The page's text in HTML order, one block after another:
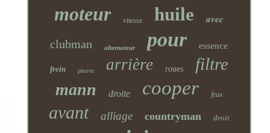
moteur vitesse huile avec
clubman alternateur pour essence
frein phares arrière roues filtre
mann droite cooper feux
avant alliage countryman droit